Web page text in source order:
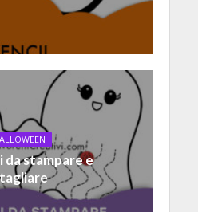
da stampare e